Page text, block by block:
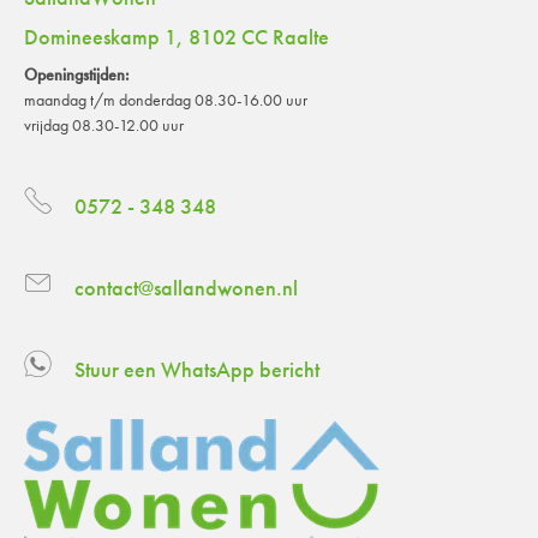
Domineeskamp 1, 8102 CC Raalte
Openingstijden:
maandag t/m donderdag 08.30-16.00 uur
vrijdag 08.30-12.00 uur
0572 - 348 348
contact@sallandwonen.nl
Stuur een WhatsApp bericht